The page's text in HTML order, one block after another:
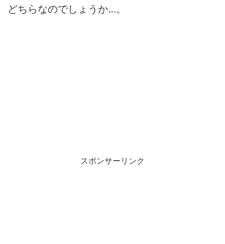
どちらなのでしょうか…。
スポンサーリンク